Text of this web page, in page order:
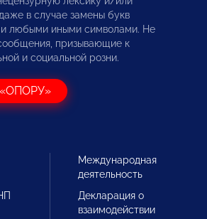
в случае замены букв
и любыми иными символами. Не
призывающие к
и социальной розни.
Международная
деятельность
Декларация о
взаимодействии